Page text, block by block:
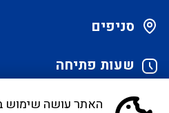
סניפים
שעות פתיחה